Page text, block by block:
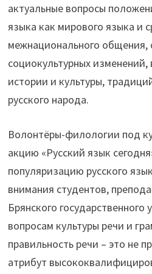
актуальные вопросы
языка как мирового языка и
межнационального общения,
социокультурных
истории и культуры,
русского народа.
Волонтёры-филологии под
акцию «Русский язык
популяризацию русского
внимания студентов,
Брянского государственного
вопросам культуры речи и
правильность речи – это не
атрибут